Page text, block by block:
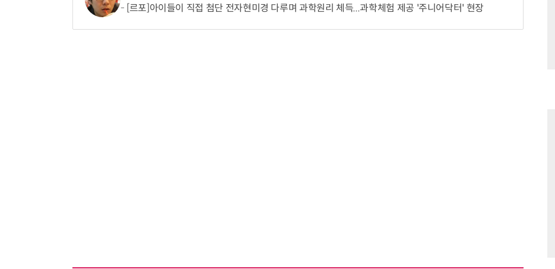
[르포]아이들이 직접 첨단 전자현미경 다루며 과학원리 체득...과학체험 제공 '주니어닥터' 현장